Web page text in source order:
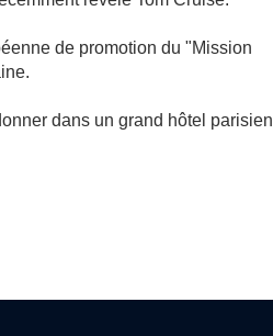
de promotion du "Mission
dans un grand hôtel